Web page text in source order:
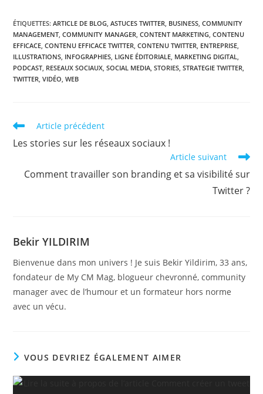
ÉTIQUETTES:ARTICLE DE BLOG ASTUCES TWITTER BUSINESS COMMUNITY
MANAGEMENT COMMUNITY MANAGER CONTENT MARKETING CONTENU
EFFICACE CONTENU EFFICACE TWITTER CONTENU TWITTER ENTREPRISE
ILLUSTRATIONS INFOGRAPHIES LIGNE ÉDITORIALE MARKETING DIGITAL
PODCAST RESEAUX SOCIAUX SOCIAL MEDIA STORIES STRATEGIE TWITTER
TWITTER VIDÉO WEB
Read
articles
Article précédent
Les stories sur les réseaux sociaux !
Article suivant
Comment travailler son branding et sa visibilité sur
Twitter ?
Bekir YILDIRIM
Bienvenue dans mon univers ! Je suis Bekir Yildirim, 33 ans,
fondateur de My CM Mag, blogueur chevronné, community
manager avec de l’humour et un formateur hors norme
avec un vécu.
VOUS DEVRIEZ ÉGALEMENT AIMER